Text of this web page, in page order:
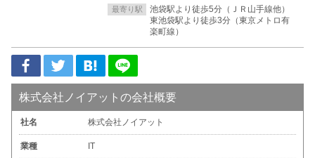
最寄り駅
池袋駅より徒歩5分（ＪＲ山手線他）
東池袋駅より徒歩3分（東京メトロ有
楽町線）
株式会社ノイアットの会社概要
社名 株式会社ノイアット
業種 IT